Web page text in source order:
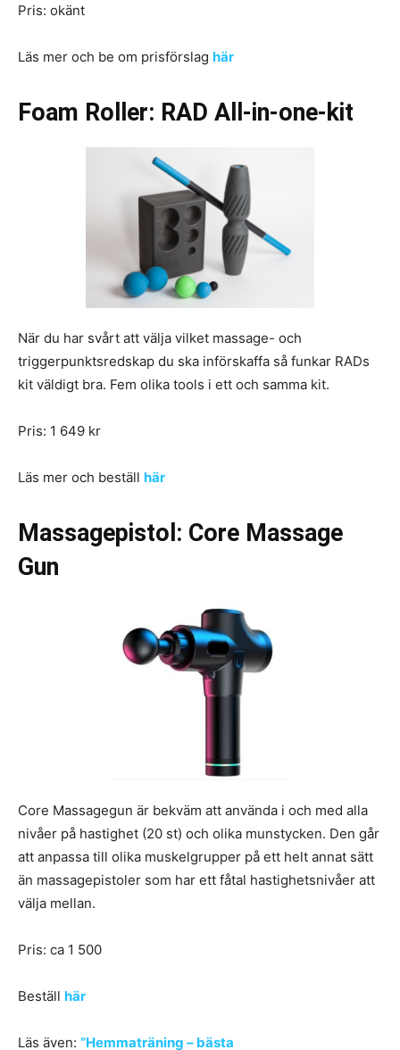
Pris: okänt
Läs mer och be om prisförslag här
Foam Roller: RAD All-in-one-kit
När du har svårt att välja vilket massage- och
triggerpunktsredskap du ska införskaffa så funkar RADs
kit väldigt bra. Fem olika tools i ett och samma kit.
Pris: 1 649 kr
Läs mer och beställ här
Massagepistol: Core Massage
Gun
Core Massagegun är bekväm att använda i och med alla
nivåer på hastighet (20 st) och olika munstycken. Den går
att anpassa till olika muskelgrupper på ett helt annat sätt
än massagepistoler som har ett fåtal hastighetsnivåer att
välja mellan.
Pris: ca 1 500
Beställ här
Läs även: ”Hemmaträning – bästa